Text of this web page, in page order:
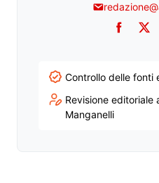
Controllo delle fonti
Revisione editoriale
Manganelli